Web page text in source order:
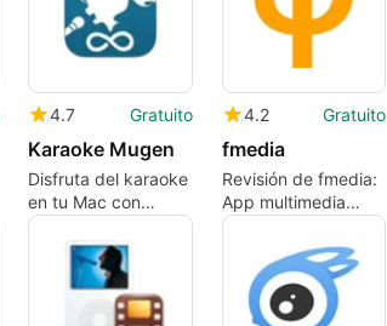
4.7 Gratuito
Karaoke Mugen
Disfruta del karaoke
en tu Mac con
Karaoke Mugen
4.2 Gratuito
fmedia
Revisión de fmedia:
App multimedia
gratuita para Mac